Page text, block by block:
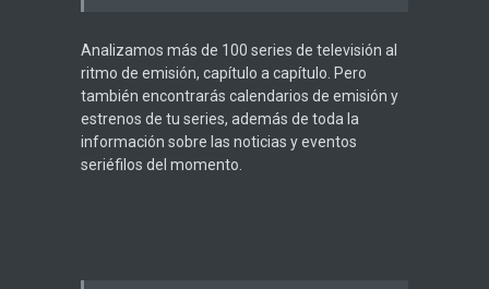
Analizamos más de 100 series de televisión al
ritmo de emisión, capítulo a capítulo. Pero
también encontrarás calendarios de emisión y
estrenos de tu series, además de toda la
información sobre las noticias y eventos
seriéfilos del momento.